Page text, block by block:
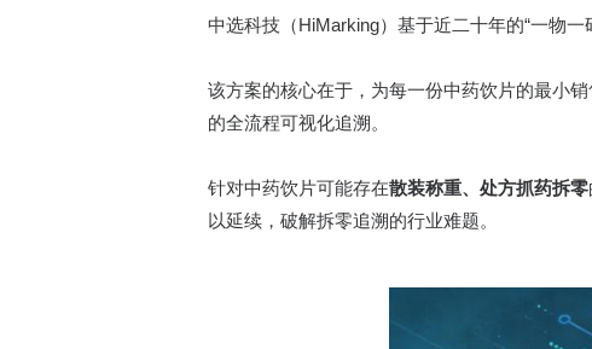
中选科技（HiMarking）基于近二十年的“一物
该方案的核心在于，为每一份中药饮片的最小
的全流程可视化追溯。
针对中药饮片可能存在散装称重、处方抓药拆零
以延续，破解拆零追溯的行业难题。